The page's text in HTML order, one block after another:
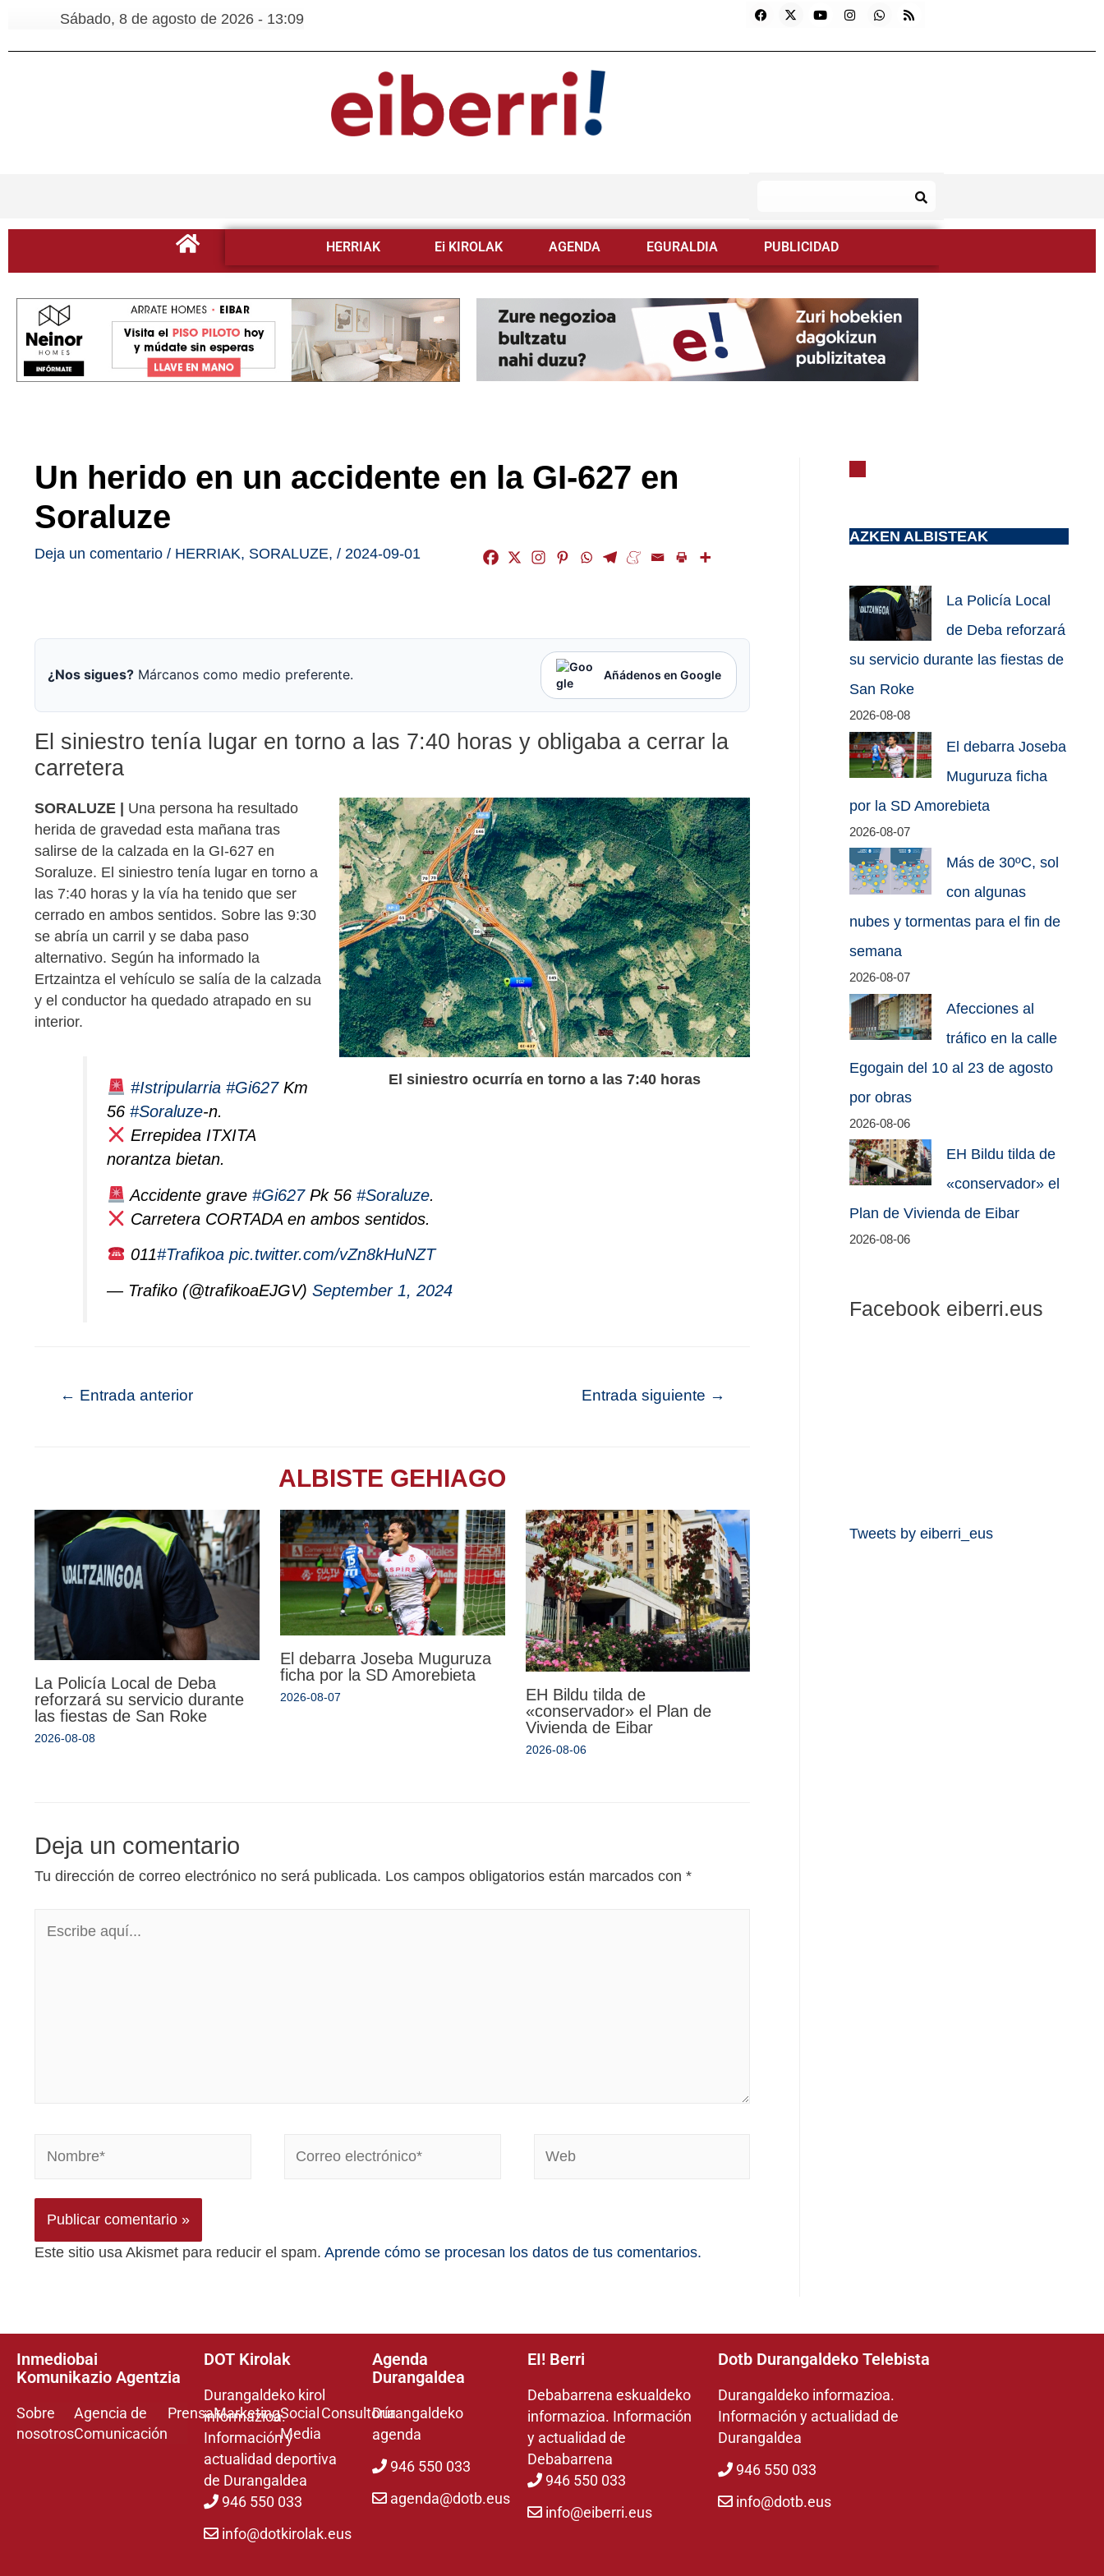
Sábado, 8 de agosto de 2026 - 13:09
HERRIAK Ei KIROLAK AGENDA EGURALDIA PUBLICIDAD
Un herido en un accidente en la GI-627 en
Soraluze
Deja un comentario / HERRIAK, SORALUZE, / 2024-09-01
¿Nos sigues? Márcanos como medio preferente. Añádenos en Google
El siniestro tenía lugar en torno a las 7:40 horas y obligaba a cerrar la
carretera
El siniestro ocurría en torno a las 7:40 horas
SORALUZE | Una persona ha resultado
herida de gravedad esta mañana tras
salirse de la calzada en la GI-627 en
Soraluze. El siniestro tenía lugar en torno a
las 7:40 horas y la vía ha tenido que ser
cerrado en ambos sentidos. Sobre las 9:30
se abría un carril y se daba paso
alternativo. Según ha informado la
Ertzaintza el vehículo se salía de la calzada
y el conductor ha quedado atrapado en su
interior.
#Istripularria #Gi627Km
56#Soraluze-n.
Errepidea ITXITA
norantza bietan.
Accidente grave #Gi627Pk 56 #Soraluze.
Carretera CORTADA en ambos sentidos.
011#Trafikoa pic.twitter.com/vZn8kHuNZT
— Trafiko (@trafikoaEJGV)September 1, 2024
← Entrada anterior Entrada siguiente →
ALBISTE GEHIAGO
La Policía Local de Deba
reforzará su servicio durante
las fiestas de San Roke
2026-08-08
El debarra Joseba Muguruza
ficha por la SD Amorebieta
2026-08-07
EH Bildu tilda de
«conservador» el Plan de
Vivienda de Eibar
2026-08-06
Deja un comentario
Tu dirección de correo electrónico no será publicada. Los campos obligatorios están marcados con *
Este sitio usa Akismet para reducir el spam. Aprende cómo se procesan los datos de tus comentarios.
AZKEN ALBISTEAK
La Policía Local
de Deba reforzará
su servicio durante las fiestas de
San Roke
2026-08-08
El debarra Joseba
Muguruza ficha
por la SD Amorebieta
2026-08-07
Más de 30ºC, sol
con algunas
nubes y tormentas para el fin de
semana
2026-08-07
Afecciones al
tráfico en la calle
Egogain del 10 al 23 de agosto
por obras
2026-08-06
EH Bildu tilda de
«conservador» el
Plan de Vivienda de Eibar
2026-08-06
Facebook eiberri.eus
Tweets by eiberri_eus
Inmediobai
Komunikazio Agentzia
Sobre
nosotros
Agencia de
Comunicación
PrensaMarketingSocial
Media
Consultoría
DOT Kirolak
Durangaldeko kirol
informazioa.
Información y
actualidad deportiva
de Durangaldea
946 550 033
info@dotkirolak.eus
Agenda
Durangaldea
Durangaldeko
agenda
946 550 033
agenda@dotb.eus
EI! Berri
Debabarrena eskualdeko
informazioa. Información
y actualidad de
Debabarrena
946 550 033
info@eiberri.eus
Dotb Durangaldeko Telebista
Durangaldeko informazioa.
Información y actualidad de
Durangaldea
946 550 033
info@dotb.eus